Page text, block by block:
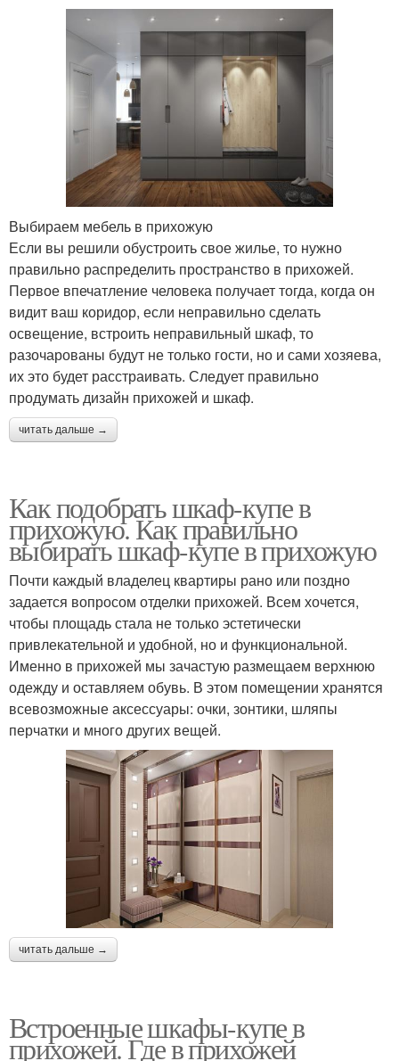
Выбираем мебель в прихожую
Если вы решили обустроить свое жилье, то нужно
правильно распределить пространство в прихожей.
Первое впечатление человека получает тогда, когда он
видит ваш коридор, если неправильно сделать
освещение, встроить неправильный шкаф, то
разочарованы будут не только гости, но и сами хозяева,
их это будет расстраивать. Следует правильно
продумать дизайн прихожей и шкаф.
читать дальше →
Как подобрать шкаф-купе в
прихожую. Как правильно
выбирать шкаф-купе в прихожую
Почти каждый владелец квартиры рано или поздно
задается вопросом отделки прихожей. Всем хочется,
чтобы площадь стала не только эстетически
привлекательной и удобной, но и функциональной.
Именно в прихожей мы зачастую размещаем верхнюю
одежду и оставляем обувь. В этом помещении хранятся
всевозможные аксессуары: очки, зонтики, шляпы
перчатки и много других вещей.
читать дальше →
Встроенные шкафы-купе в
прихожей. Где в прихожей